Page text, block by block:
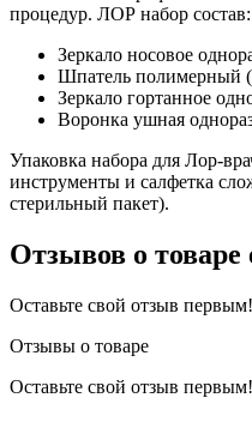
процедур. ЛОР набор состав:
Зеркало носовое
Шпатель полимерный
Зеркало гортанное
Воронка ушная
Упаковка набора для Лор-
инструменты и салфетка
стерильный пакет).
Отзывов о товаре
Оставьте свой отзыв первым!
Отзывы о товаре
Оставьте свой отзыв первым!